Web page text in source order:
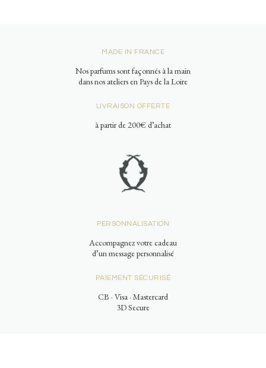
MADE IN FRANCE
Nos parfums sont façonnés à la main
dans nos ateliers en Pays de la Loire
LIVRAISON OFFERTE
à partir de 200€ d’achat
PERSONNALISATION
Accompagnez votre cadeau
d’un message personnalisé
PAIEMENT SÉCURISÉ
CB · Visa · Mastercard
3D Secure